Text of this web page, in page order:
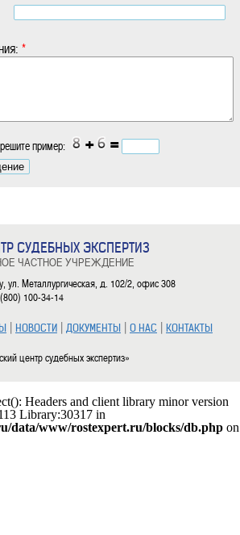
*
пример: + =
СУДЕБНЫХ ЭКСПЕРТИЗ
ЧАСТНОЕ УЧРЕЖДЕНИЕ
ул. Металлургическая, д. 102/2, офис 308
100-34-14
| НОВОСТИ | ДОКУМЕНТЫ | О НАС | КОНТАКТЫ
центр судебных экспертиз»
Headers and client library minor version
Library:30317 in
data/www/rostexpert.ru/blocks/db.php on